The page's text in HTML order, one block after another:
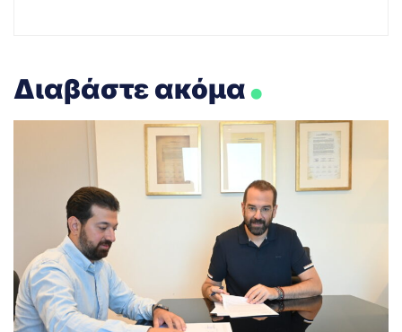
Διαβάστε ακόμα.